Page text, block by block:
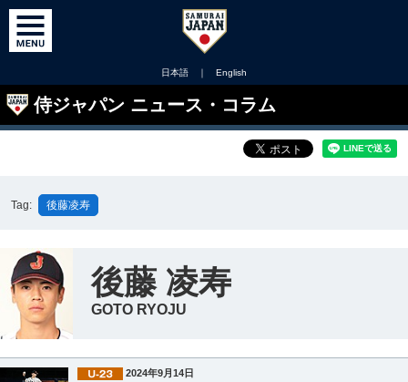
日本語 ｜ English
侍ジャパン ニュース・コラム
Tag: 後藤凌寿
後藤 凌寿
GOTO RYOJU
2024年9月14日